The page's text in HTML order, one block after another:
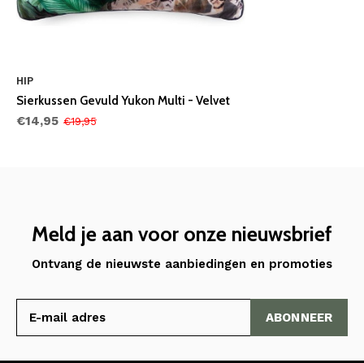
HIP
Sierkussen Gevuld Yukon Multi - Velvet
€14,95 €19,95
Meld je aan voor onze nieuwsbrief
Ontvang de nieuwste aanbiedingen en promoties
ABONNEER